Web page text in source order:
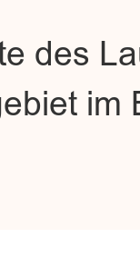
des
im